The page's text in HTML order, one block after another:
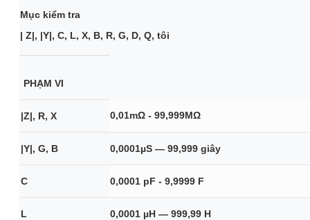
Mục kiểm tra
| Z|, |Y|, C, L, X, B, R, G, D, Q, tôi
PHẠM VI
|Z|, R, X 0,01mΩ - 99,999MΩ
|Y|, G, B 0,0001µS — 99,999 giây
C 0,0001 pF - 9,9999 F
L 0,0001 µH — 999,99 H